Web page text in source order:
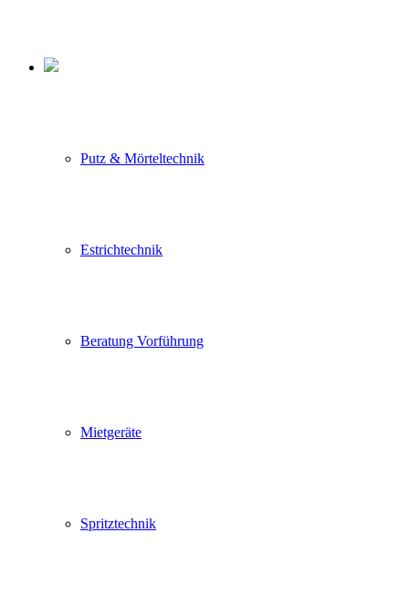
Putz & Mörteltechnik
Estrichtechnik
Beratung Vorführung
Mietgeräte
Spritztechnik